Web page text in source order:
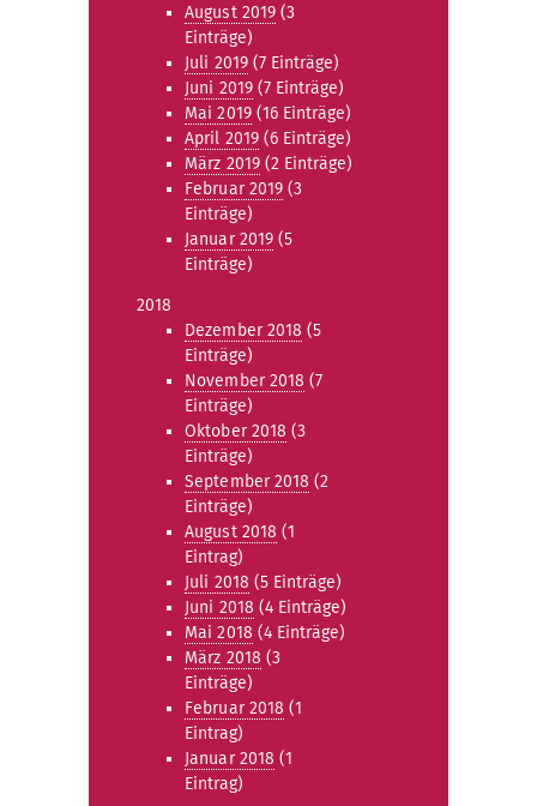
August 2019 (3
Einträge)
Juli 2019(7 Einträge)
Juni 2019(7 Einträge)
Mai 2019(16 Einträge)
April 2019 (6 Einträge)
März 2019(2 Einträge)
Februar 2019 (3
Einträge)
Januar 2019 (5
Einträge)
2018
Dezember 2018 (5
Einträge)
November 2018 (7
Einträge)
Oktober 2018 (3
Einträge)
September 2018 (2
Einträge)
August 2018 (1
Eintrag)
Juli 2018 (5 Einträge)
Juni 2018 (4 Einträge)
Mai 2018 (4 Einträge)
März 2018 (3
Einträge)
Februar 2018 (1
Eintrag)
Januar 2018 (1
Eintrag)